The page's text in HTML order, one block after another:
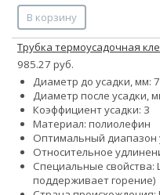
В корзину
Трубка термоусадочная
985.27 руб.
Диаметр до усадки, мм:
Диаметр после усадки,
Коэффициент усадки: 3
Материал: полиолефин
Оптимальный диапазон
Относительное
Специальные свойства:
поддерживает горение)